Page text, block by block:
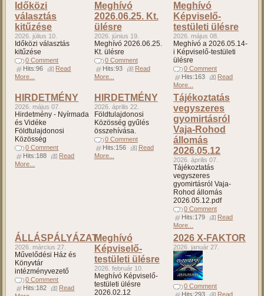
Időközi
választás
kitűzése
2026. július 10.
Időközi választás
kitűzése
0 Comment
Hits:96
Read
More...
Meghívó
2026.06.25. Kt.
ülésre
2026. június 19.
Meghívó 2026.06.25.
Kt. ülésre
0 Comment
Hits:93
Read
More...
Meghívó
Képviselő-
testületi ülésre
2026. május 08.
Meghívó a 2026.05.14-
i Képviselő-testületi
ülésre
0 Comment
Hits:163
Read
More...
HIRDETMÉNY
2026. május 07.
Hirdetmény - Nyírmada
és Vidéke
Földtulajdonosi
Közösség
0 Comment
Hits:188
Read
More...
HIRDETMÉNY
2026. április 22.
Földtulajdonosi
Közösség gyűlés
összehívása.
0 Comment
Hits:156
Read
More...
Tájékoztatás
vegyszeres
gyomirtásról
Vaja-Rohod
állomás
2026.05.12
2026. április 07.
Tájékoztatás
vegyszeres
gyomirtásról Vaja-
Rohod állomás
2026.05.12.pdf
0 Comment
Hits:179
Read
More...
ÁLLÁSPÁLYÁZAT
2026. március 27.
Művelődési Ház és
Könyvtár
intézményvezető
0 Comment
Hits:182
Read
Meghívó
Képviselő-
testületi ülésre
2026. február 10.
Meghívó Képviselő-
testületi ülésre
2026.02.12
2026 X-FAKTOR
2026. január 27.
0 Comment
Hits:293
Read